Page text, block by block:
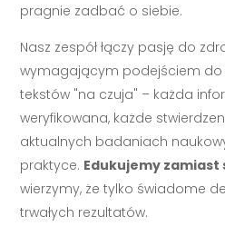
pragnie zadbać o siebie.
Nasz zespół łączy pasję do
wymagającym podejściem do
tekstów "na czuja" – każda
weryfikowana, każde
aktualnych badaniach
praktyce. Edukujemy zamiast
wierzymy, że tylko świadome
trwałych rezultatów.